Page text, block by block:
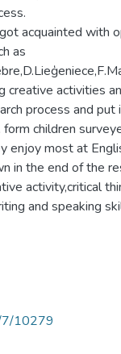
acquainted with
as
activities
process and put
children
enjoy most at
in the end of the
activity,critical
and speaking
7/10279